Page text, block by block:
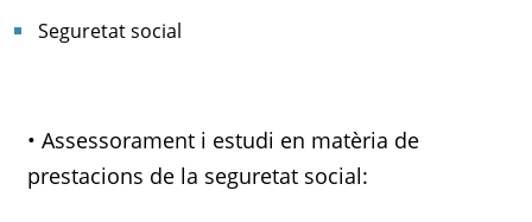
Seguretat social
• Assessorament i estudi en matèria de
prestacions de la seguretat social: